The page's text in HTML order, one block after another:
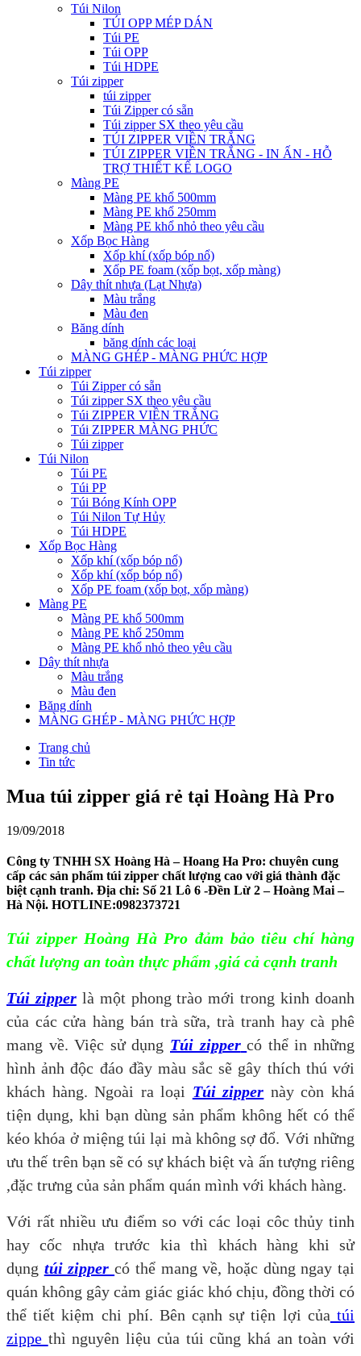
Túi Nilon
TÚI OPP MÉP DÁN
Túi PE
Túi OPP
Túi HDPE
Túi zipper
túi zipper
Túi Zipper có sẵn
Túi zipper SX theo yêu cầu
TÚI ZIPPER VIỀN TRẮNG
TÚI ZIPPER VIỀN TRẮNG - IN ẤN - HỖ
TRỢ THIẾT KẾ LOGO
Màng PE
Màng PE khổ 500mm
Màng PE khổ 250mm
Màng PE khổ nhỏ theo yêu cầu
Xốp Bọc Hàng
Xốp khí (xốp bóp nổ)
Xốp PE foam (xốp bọt, xốp màng)
Dây thít nhựa (Lạt Nhựa)
Màu trắng
Màu đen
Băng dính
băng dính các loại
MÀNG GHÉP - MÀNG PHỨC HỢP
Túi zipper
Túi Zipper có sẵn
Túi zipper SX theo yêu cầu
Túi ZIPPER VIỀN TRẮNG
Túi ZIPPER MÀNG PHỨC
Túi zipper
Túi Nilon
Túi PE
Túi PP
Túi Bóng Kính OPP
Túi Nilon Tự Hủy
Túi HDPE
Xốp Bọc Hàng
Xốp khí (xốp bóp nổ)
Xốp khí (xốp bóp nổ)
Xốp PE foam (xốp bọt, xốp màng)
Màng PE
Màng PE khổ 500mm
Màng PE khổ 250mm
Màng PE khổ nhỏ theo yêu cầu
Dây thít nhựa
Màu trắng
Màu đen
Băng dính
MÀNG GHÉP - MÀNG PHỨC HỢP
Trang chủ
Tin tức
Mua túi zipper giá rẻ tại Hoàng Hà Pro
19/09/2018
Công ty TNHH SX Hoàng Hà – Hoang Ha Pro: chuyên cung
cấp các sản phẩm túi zipper chất lượng cao với giá thành đặc
biệt cạnh tranh. Địa chỉ: Số 21 Lô 6 -Đền Lừ 2 – Hoàng Mai –
Hà Nội. HOTLINE:0982373721
Túi zipper Hoàng Hà Pro đảm bảo tiêu chí hàng
chất lượng an toàn thực phẩm ,giá cả cạnh tranh
Túi zipperlà một phong trào mới trong kinh doanh
của các cửa hàng bán trà sữa, trà tranh hay cà phê
mang về. Việc sử dụng Túi zipper có thể in những
hình ảnh độc đáo đầy màu sắc sẽ gây thích thú với
khách hàng. Ngoài ra loại Túi zipper này còn khá
tiện dụng, khi bạn dùng sản phẩm không hết có thể
kéo khóa ở miệng túi lại mà không sợ đổ. Với những
ưu thế trên bạn sẽ có sự khách biệt và ấn tượng riêng
,đặc trưng của sản phẩm quán mình với khách hàng.
Với rất nhiều ưu điểm so với các loại côc thủy tinh
hay cốc nhựa trước kia thì khách hàng khi sử
dụng túi zippercó thể mang về, hoặc dùng ngay tại
quán không gây cảm giác giác khó chịu, đồng thời có
thể tiết kiệm chi phí. Bên cạnh sự tiện lợi của túi
zippe thì nguyên liệu của túi cũng khá an toàn với